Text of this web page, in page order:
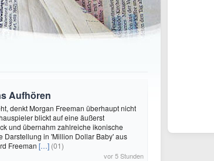
Aufhören
denkt Morgan Freeman überhaupt nicht
blickt auf eine äußerst
und übernahm zahlreiche ikonische
Darstellung in 'Million Dollar Baby' aus
Freeman […] (01)
vor 5 Stunden